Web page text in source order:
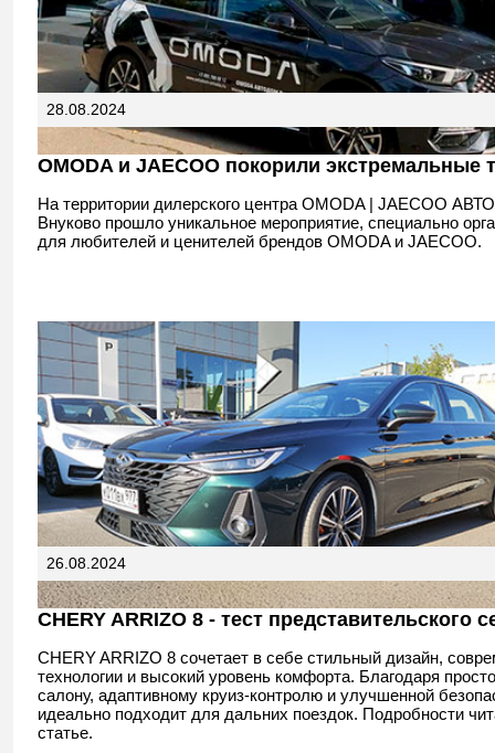
28.08.2024
OMODA и JAECOO покорили экстремальные
На территории дилерского центра OMODA | JAECOO
Внуково прошло уникальное мероприятие, специально
для любителей и ценителей брендов OMODA и JAECOO.
26.08.2024
CHERY ARRIZO 8 - тест представительского
CHERY ARRIZO 8 сочетает в себе стильный дизайн,
технологии и высокий уровень комфорта. Благодаря
салону, адаптивному круиз-контролю и улучшенной
идеально подходит для дальних поездок. Подробности
статье.